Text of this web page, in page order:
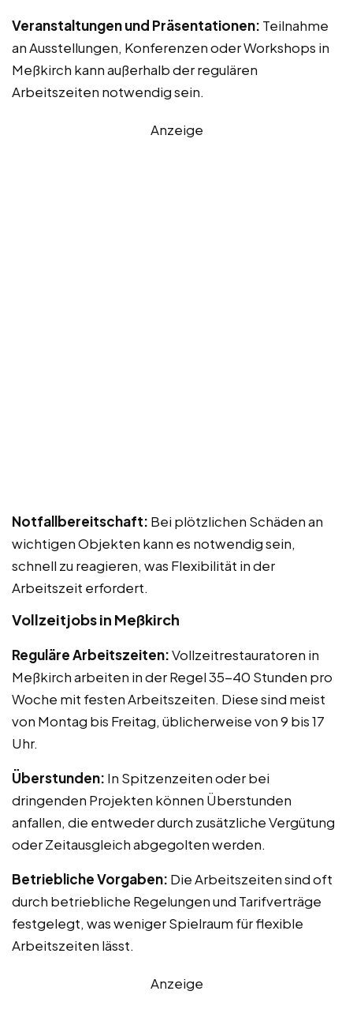
Veranstaltungen und Präsentationen: Teilnahme
an Ausstellungen, Konferenzen oder Workshops in
Meßkirch kann außerhalb der regulären
Arbeitszeiten notwendig sein.
Anzeige
Notfallbereitschaft: Bei plötzlichen Schäden an
wichtigen Objekten kann es notwendig sein,
schnell zu reagieren, was Flexibilität in der
Arbeitszeit erfordert.
Vollzeitjobs in Meßkirch
Reguläre Arbeitszeiten:Vollzeitrestauratoren in
Meßkirch arbeiten in der Regel 35-40 Stunden pro
Woche mit festen Arbeitszeiten. Diese sind meist
von Montag bis Freitag, üblicherweise von 9 bis 17
Uhr.
Überstunden: In Spitzenzeiten oder bei
dringenden Projekten können Überstunden
anfallen, die entweder durch zusätzliche Vergütung
oder Zeitausgleich abgegolten werden.
Betriebliche Vorgaben: Die Arbeitszeiten sind oft
durch betriebliche Regelungen und Tarifverträge
festgelegt, was weniger Spielraum für flexible
Arbeitszeiten lässt.
Anzeige